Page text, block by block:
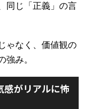
同じ「正義」の言
ゃなく、価値観の
み。
がリアルに怖